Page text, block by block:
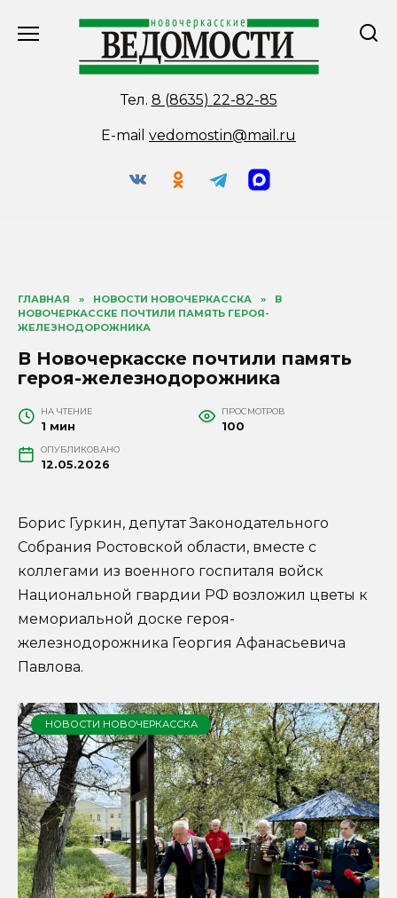
Тел. 8 (8635) 22-82-85
E-mail vedomostin@mail.ru
ГЛАВНАЯ » НОВОСТИ НОВОЧЕРКАССКА »
В
НОВОЧЕРКАССКЕ ПОЧТИЛИ ПАМЯТЬ ГЕРОЯ-
ЖЕЛЕЗНОДОРОЖНИКА
В Новочеркасске почтили память
героя-железнодорожника
НА ЧТЕНИЕ
1 мин
ПРОСМОТРОВ
100
ОПУБЛИКОВАНО
12.05.2026
Борис Гуркин, депутат Законодательного
Собрания Ростовской области, вместе с
коллегами из военного госпиталя войск
Национальной гвардии РФ возложил цветы к
мемориальной доске героя-
железнодорожника Георгия Афанасьевича
Павлова.
НОВОСТИ НОВОЧЕРКАССКА